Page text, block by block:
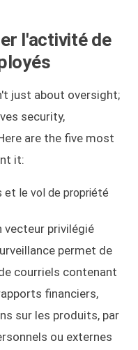
l'activité de
just about oversight;
security,
are the five most
it:
et le vol de propriété
vecteur privilégié
permet de
courriels contenant
financiers,
sur les produits, par
ou externes